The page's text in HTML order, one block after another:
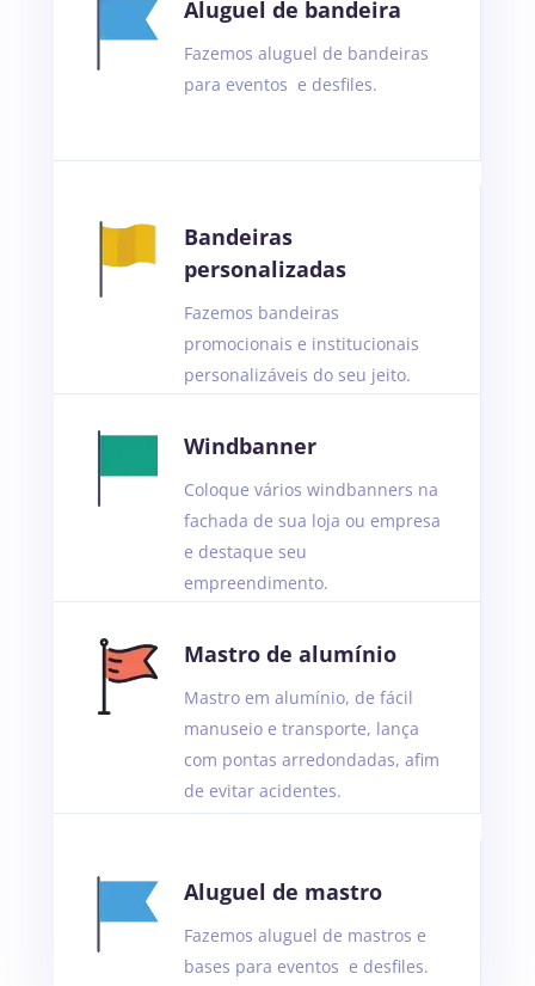
Aluguel de bandeira
Fazemos aluguel de bandeiras
para eventos e desfiles.
Bandeiras
personalizadas
Fazemos bandeiras
promocionais e institucionais
personalizáveis do seu jeito.
Windbanner
Coloque vários windbanners na
fachada de sua loja ou empresa
e destaque seu
empreendimento.
Mastro de alumínio
Mastro em alumínio, de fácil
manuseio e transporte, lança
com pontas arredondadas, afim
de evitar acidentes.
Aluguel de mastro
Fazemos aluguel de mastros e
bases para eventos e desfiles.